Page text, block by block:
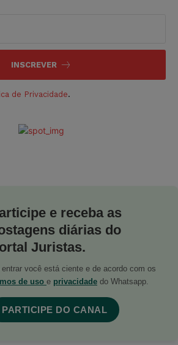
INSCREVER
de Privacidade.
e receba as
diárias do
Juristas.
entrar você está ciente e de acordo com os
de uso e privacidade do Whatsapp.
PARTICIPE DO CANAL